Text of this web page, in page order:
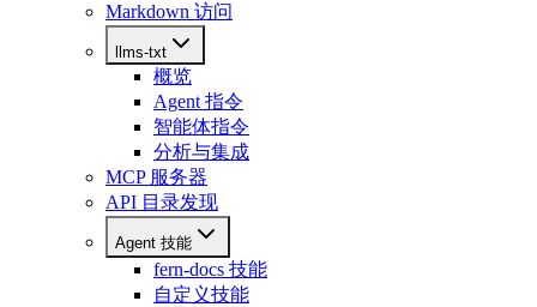
Markdown 访问
llms-txt
概览
Agent 指令
智能体指令
分析与集成
MCP 服务器
API 目录发现
Agent 技能
fern-docs 技能
自定义技能